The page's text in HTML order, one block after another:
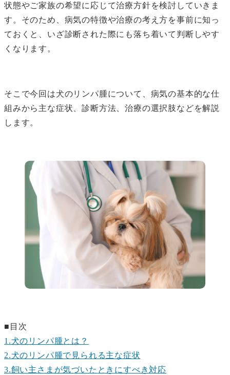
状態やご家族の希望に応じて治療方針を検討していきま
す。そのため、病気の特徴や治療の考え方を事前に知っ
ておくと、いざ診断された際にも落ち着いて判断しやす
くなります。
そこで今回は犬のリンパ腫について、病気の基本的な仕
組みから主な症状、診断方法、治療の選択肢などを解説
します。
■目次
1.犬のリンパ腫とは？
2.犬のリンパ腫で見られる主な症状
3.飼い主さまが気づいたときにすべき対応